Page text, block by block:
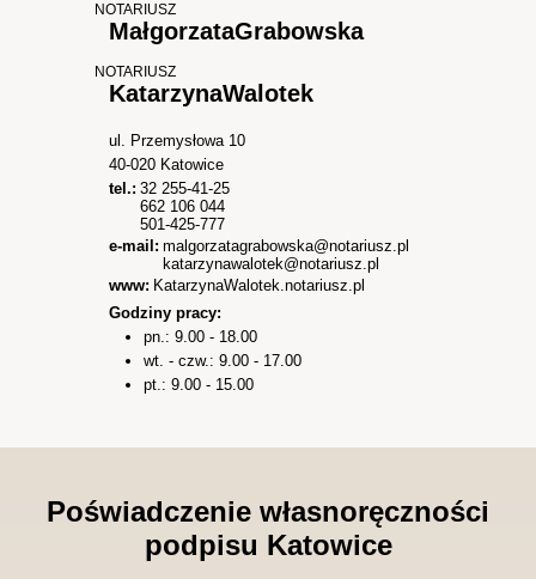
NOTARIUSZ
MałgorzataGrabowska
NOTARIUSZ
KatarzynaWalotek
ul. Przemysłowa 10
40-020 Katowice
tel.: 32 255-41-25
662 106 044
501-425-777
e-mail: malgorzatagrabowska@notariusz.pl
katarzynawalotek@notariusz.pl
www: KatarzynaWalotek.notariusz.pl
Godziny pracy:
pn.: 9.00 - 18.00
wt. - czw.: 9.00 - 17.00
pt.: 9.00 - 15.00
Poświadczenie własnoręczności
podpisu Katowice